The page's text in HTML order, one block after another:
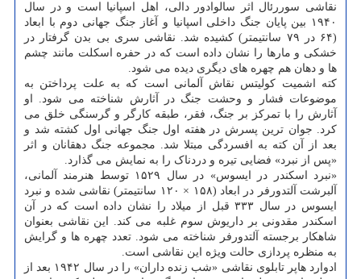
نقاشی سوررئال اثر سالوادور دالی، اهل اسپانیا است و در سال
۱۹۴۰ بین پایان جنگ داخلی اسپانیا و آغاز جنگ جهانی دوم با ابعاد
(۶۴ در ۷۹ سانتیمتر) کشیده شد. نقاشی سری بی بدن گرفتار در
خشکی و مارها را نشان داده است که در حفره اسکلت مانند چشم
ها و دهان هم چهره های دیگری دیده می شود.
کته اشمیت کولیتس نقاش آلمانی است که به علت پرداختن به
موضوعات فشار و وحشت جنگ در آثارش شناخته می شود. او
آثارش را با تمرکز بر جنگ، فقر، طبقه کارگر و گرسنگی خلق می
کرد. جوان ترین پسرش در هفته اول جنگ جهانی اول کشته شد و
بعد از آن کته به افسردگی مبتلا شد. مجموعه جنگ دهقانان و اثر
«پس از نبرد» فضایی تیره و دردناک را به نمایش می گذارد.
«نبرد اسکندر در ایسوس» در سال ۱۵۲۹ توسط هنرمند آلمانی،
آلبرشت آلتدورفر در ابعاد (۱۵۸ × ۱۲۰ سانتیمتر) نقاشی شده و نبرد
ایسوس در سال ۳۳۳ قبل از میلاد را نشان داده است که در آن
اسکندر مقدونی بر داریوش سوم غلبه می کند. این نقاشی بعنوان
شاهکار برجسته آلتدورفر شناخته می شود. تعدد چهره ها و گرایش
به منظره پردازی حالت ویژه این نقاشی است.
ادوارد هاپر تابلوی نقاشی «شب زنده داران» را در سال ۱۹۴۲ بعد از